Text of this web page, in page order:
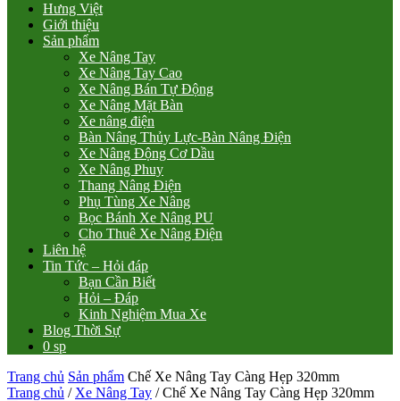
Hưng Việt
Giới thiệu
Sản phẩm
Xe Nâng Tay
Xe Nâng Tay Cao
Xe Nâng Bán Tự Động
Xe Nâng Mặt Bàn
Xe nâng điện
Bàn Nâng Thủy Lực-Bàn Nâng Điện
Xe Nâng Động Cơ Dầu
Xe Nâng Phuy
Thang Nâng Điện
Phụ Tùng Xe Nâng
Bọc Bánh Xe Nâng PU
Cho Thuê Xe Nâng Điện
Liên hệ
Tin Tức – Hỏi đáp
Bạn Cần Biết
Hỏi – Đáp
Kinh Nghiệm Mua Xe
Blog Thời Sự
0 sp
Trang chủ Sản phẩm Chế Xe Nâng Tay Càng Hẹp 320mm
Trang chủ / Xe Nâng Tay / Chế Xe Nâng Tay Càng Hẹp 320mm